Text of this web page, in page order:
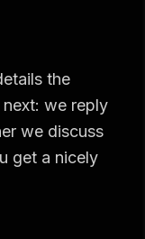
the
next: we reply
we discuss
get a nicely